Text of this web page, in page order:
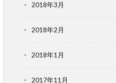
2018年3月
2018年2月
2018年1月
2017年11月